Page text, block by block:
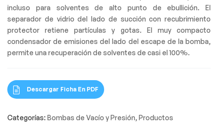
incluso para solventes de alto punto de ebullición. El
separador de vidrio del lado de succión con recubrimiento
protector retiene partículas y gotas. El muy compacto
condensador de emisiones del lado del escape de la bomba,
permite una recuperación de solventes de casi el 100%.
Descargar Ficha En PDF
Categorías: Bombas de Vacío y Presión, Productos